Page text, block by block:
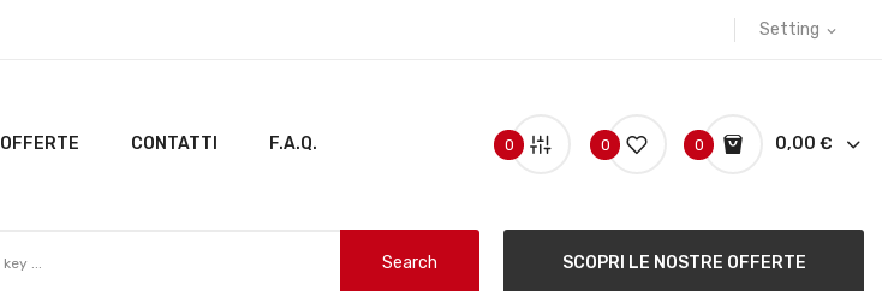
Setting expand_more
OFFERTE CONTATTI F.A.Q. 0 0,00 €
0
0
Search SCOPRI LE NOSTRE OFFERTE